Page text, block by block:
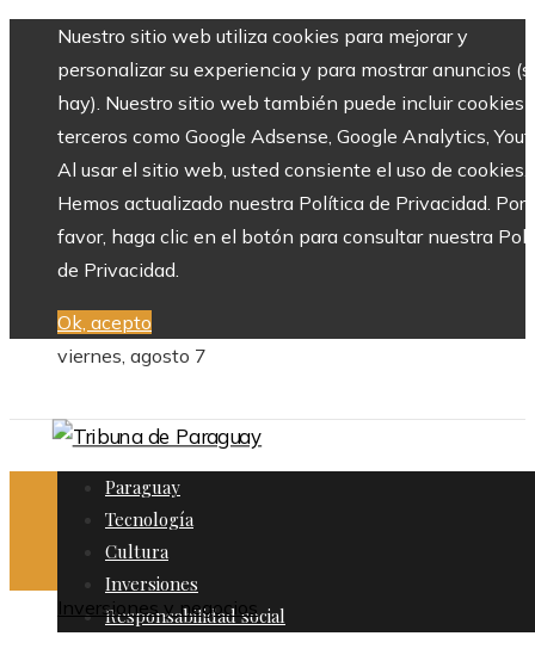
Nuestro sitio web utiliza cookies para mejorar y
personalizar su experiencia y para mostrar anuncios
hay). Nuestro sitio web también puede incluir cookies
terceros como Google Adsense, Google Analytics,
Al usar el sitio web, usted consiente el uso de cookies.
Hemos actualizado nuestra Política de Privacidad. Por
favor, haga clic en el botón para consultar nuestra
de Privacidad.
Ok, acepto
viernes, agosto 7
Paraguay
Tecnología
Cultura
Inversiones
Responsabilidad social
Inversiones y negocios